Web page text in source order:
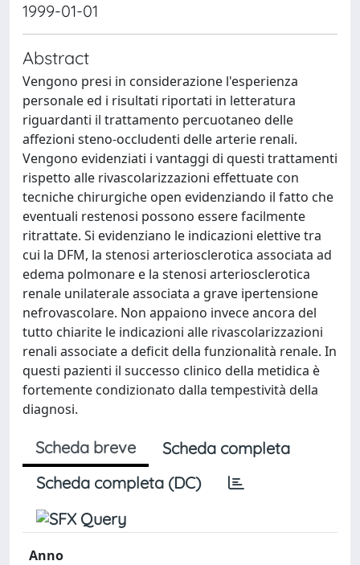
1999-01-01
Abstract
Vengono presi in considerazione l'esperienza
personale ed i risultati riportati in letteratura
riguardanti il trattamento percuotaneo delle
affezioni steno-occludenti delle arterie renali.
Vengono evidenziati i vantaggi di questi trattamenti
rispetto alle rivascolarizzazioni effettuate con
tecniche chirurgiche open evidenziando il fatto che
eventuali restenosi possono essere facilmente
ritrattate. Si evidenziano le indicazioni elettive tra
cui la DFM, la stenosi arteriosclerotica associata ad
edema polmonare e la stenosi arteriosclerotica
renale unilaterale associata a grave ipertensione
nefrovascolare. Non appaiono invece ancora del
tutto chiarite le indicazioni alle rivascolarizzazioni
renali associate a deficit della funzionalità renale. In
questi pazienti il successo clinico della metidica è
fortemente condizionato dalla tempestività della
diagnosi.
Scheda breve
Scheda completa
Scheda completa (DC)
Anno